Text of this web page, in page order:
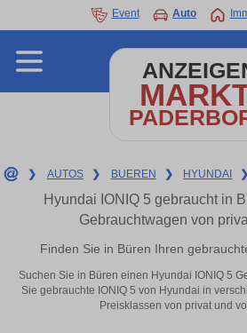
Event Auto
❯ AUTOS ❯ BUEREN ❯ HYUNDAI ❯
Hyundai IONIQ 5 gebraucht in
Gebrauchtwagen von
Finden Sie in Büren Ihren
Suchen Sie in Büren einen Hyundai IONIQ 5
Sie gebrauchte IONIQ 5 von Hyundai in
Preisklassen von privat und